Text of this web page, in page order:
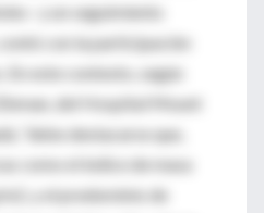
y un seguimiento
con la participación
En este contexto, según
del Hospital Mount
“debe destacarse que,
como el índice de masa
y el predominio de